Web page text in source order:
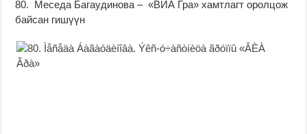
80. Меседа Багаудинова – «ВИА Гра» хамтлагт оролцож
байсан гишүүн